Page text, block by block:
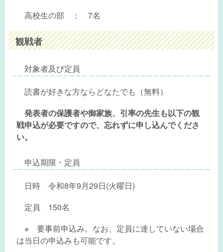
高校生の部 ： 7名
観戦者
対象者及び定員
読書が好きな方ならどなたでも（無料）
発表者の保護者や御家族、引率の先生も以下の観
戦申込が必要ですので、忘れずに申し込んでくださ
い。
申込期限・定員
日時 令和8年9月29日(火曜日)
定員 150名
※ 要事前申込み。なお、定員に達していない場合
は当日の申込みも可能です。